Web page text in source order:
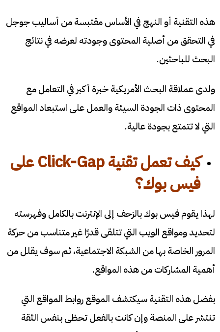
هذه التقنية أو النهج في الأساس مقتبسة من أساليب جوجل
في التحقق من أصلية المحتوى وجودته لعرضه في نتائج
البحث للباحثين.
ولدى عملاقة البحث الأمريكية خبرة أكبر في التعامل مع
المحتوى ذات الجودة السيئة والعمل على استبعاد المواقع
التي لا تتمتع بجودة عالية.
كيف تعمل تقنيةClick-Gapعلى
فيس بوك؟
لهذا يقوم فيس بوك بالزحف إلى الإنترنت بالكامل وفهرسته
لتحديد ومواقع الويب التي تتلقى قدرًا غير متناسب من حركة
المرور الخاصة بها من الشبكة الاجتماعية، ثم سوف يقلل من
أهمية المشاركات من هذه المواقع.
بفضل هذه التقنية سيكتشف الموقع روابط المواقع التي
تنتشر على المنصة وإن كانت بالفعل تحظى بنفس الثقة